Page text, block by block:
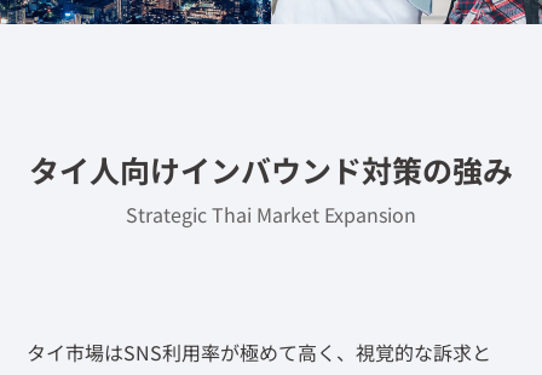
タイ⼈向けインバウンド対策の強み
Strategic Thai Market Expansion
タイ市場はSNS利用率が極めて高く、視覚的な訴求と